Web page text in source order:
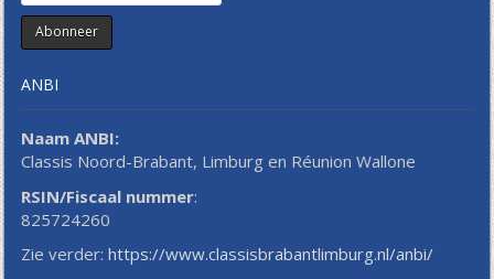
ANBI
Naam ANBI:
Classis Noord-Brabant, Limburg en Réunion Wallone
RSIN/Fiscaal nummer:
825724260
Zie verder:https://www.classisbrabantlimburg.nl/anbi/